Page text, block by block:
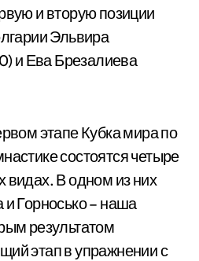
и вторую позиции
Эльвира
и Ева Брезалиева
этапе Кубка мира по
состоятся четыре
видах. В одном из них
и Горносько – наша
результатом
этап в упражнении с